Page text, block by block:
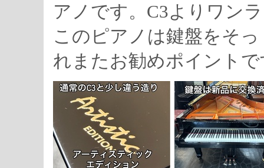
アノです。C3よりワン
このピアノは鍵盤をそ
れまたお勧めポイント